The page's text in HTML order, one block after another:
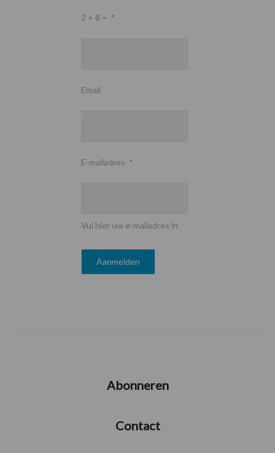
2 + 8 = *
Email
E-mailadres *
Vul hier uw e-mailadres in
Abonneren
Contact